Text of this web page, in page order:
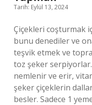
Tarih: Eylül 13, 2024
Çiçekleri coşturmak
bunu denediler ve
teşvik etmek ve
toz şeker
nemlenir ve erir,
şeker çiçeklerin
besler. Sadece 1